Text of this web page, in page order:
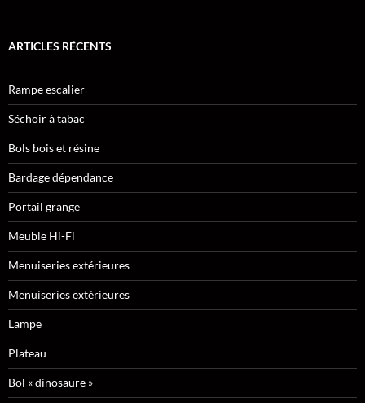
ARTICLES RÉCENTS
Rampe escalier
Séchoir à tabac
Bols bois et résine
Bardage dépendance
Portail grange
Meuble Hi-Fi
Menuiseries extérieures
Menuiseries extérieures
Lampe
Plateau
Bol « dinosaure »